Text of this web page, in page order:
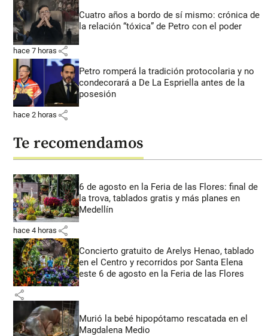
Cuatro años a bordo de sí mismo: crónica de
la relación “tóxica” de Petro con el poder
hace 7 horas share
Petro romperá la tradición protocolaria y no
condecorará a De La Espriella antes de la
posesión
hace 2 horas share
Te recomendamos
6 de agosto en la Feria de las Flores: final de
la trova, tablados gratis y más planes en
Medellín
hace 4 horas share
Concierto gratuito de Arelys Henao, tablado
en el Centro y recorridos por Santa Elena
este 6 de agosto en la Feria de las Flores
share
Murió la bebé hipopótamo rescatada en el
Magdalena Medio